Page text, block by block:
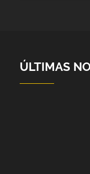
ÚLTIMAS